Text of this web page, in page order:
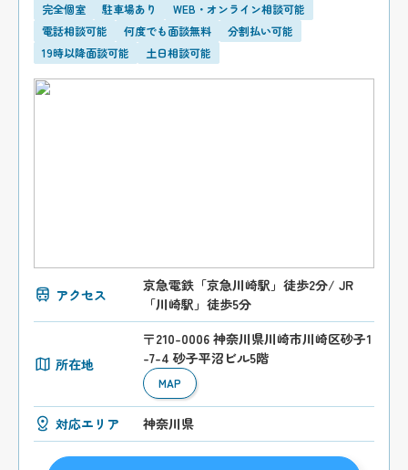
完全個室 駐車場あり
WEB・オンライン相談可能
電話相談可能
何度でも面談無料
分割払い可能
19時以降面談可能
土日相談可能
アクセス
京急電鉄「京急川崎駅」徒歩2分/ JR
「川崎駅」徒歩5分
所在地
〒210-0006 神奈川県川崎市川崎区砂子1
-7-4 砂子平沼ビル5階
MAP
対応エリア 神奈川県